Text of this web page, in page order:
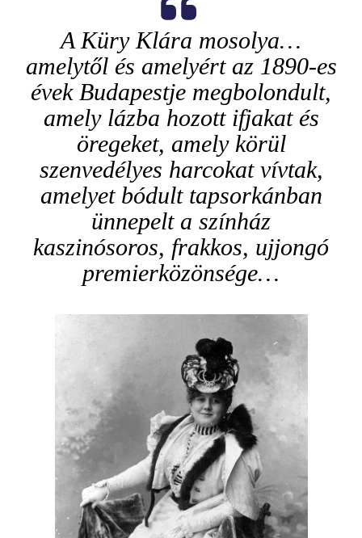
A Küry Klára mosolya…
amelytől és amelyért az 1890-es
évek Budapestje megbolondult,
amely lázba hozott ifjakat és
öregeket, amely körül
szenvedélyes harcokat vívtak,
amelyet bódult tapsorkánban
ünnepelt a színház
kaszinósoros, frakkos, ujjongó
premierközönsége…